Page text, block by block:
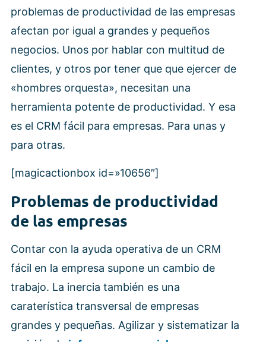
problemas de productividad de las empresas
afectan por igual a grandes y pequeños
negocios. Unos por hablar con multitud de
clientes, y otros por tener que que ejercer de
«hombres orquesta», necesitan una
herramienta potente de productividad. Y esa
es el CRM fácil para empresas. Para unas y
para otras.
[magicactionbox id=»10656″]
Problemas de productividad
de las empresas
Contar con la ayuda operativa de un CRM
fácil en la empresa supone un cambio de
trabajo. La inercia también es una
caraterística transversal de empresas
grandes y pequeñas. Agilizar y sistematizar la